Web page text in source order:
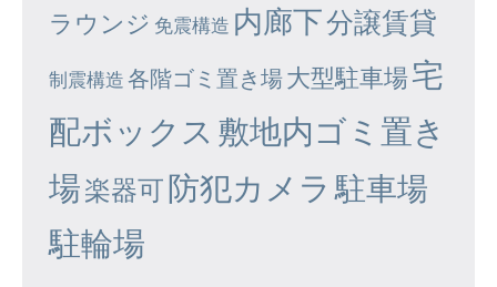
ラウンジ 免震構造 内廊下分譲賃貸
制震構造 各階ゴミ置き場大型駐車場宅
配ボックス 敷地内ゴミ置き
場楽器可防犯カメラ 駐車場
駐輪場